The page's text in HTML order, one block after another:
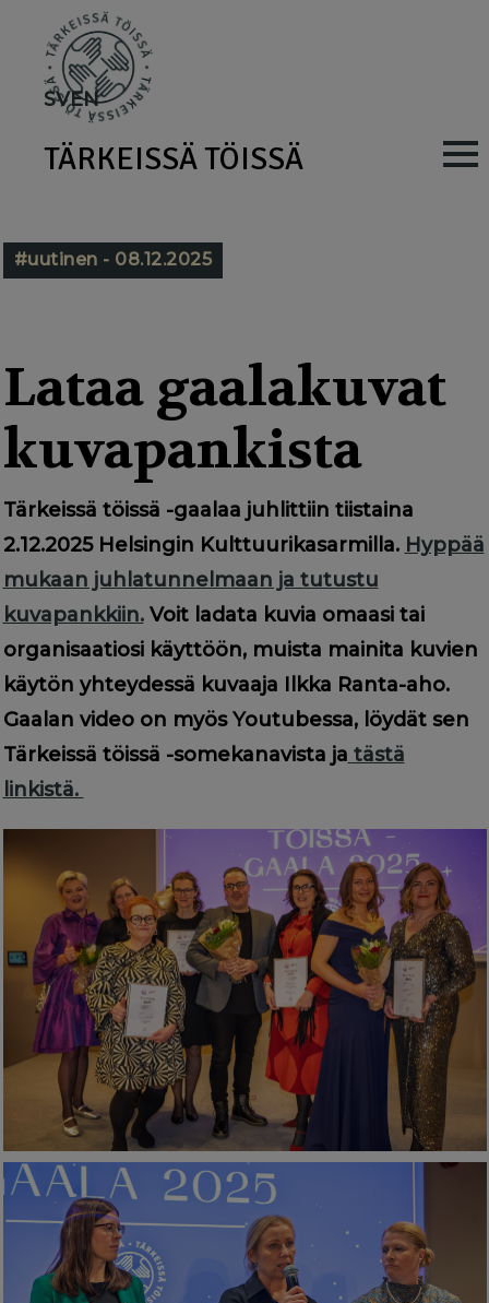
main
content
SVEN
TÄRKEISSÄ TÖISSÄ
a
v
g
a
t
i
o
n
#uutinen - 08.12.2025
Lataa gaalakuvat
kuvapankista
Tärkeissä töissä -gaalaa juhlittiin tiistaina
2.12.2025 Helsingin Kulttuurikasarmilla. Hyppää
mukaan juhlatunnelmaan ja tutustu
kuvapankkiin.Voit ladata kuvia omaasi tai
organisaatiosi käyttöön, muista mainita kuvien
käytön yhteydessä kuvaaja Ilkka Ranta-aho.
Gaalan video on myös Youtubessa, löydät sen
Tärkeissä töissä -somekanavista ja tästä
linkistä.